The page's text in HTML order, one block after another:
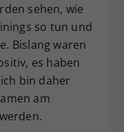
sehen, wie
so tun und
Bislang waren
es haben
bin daher
am